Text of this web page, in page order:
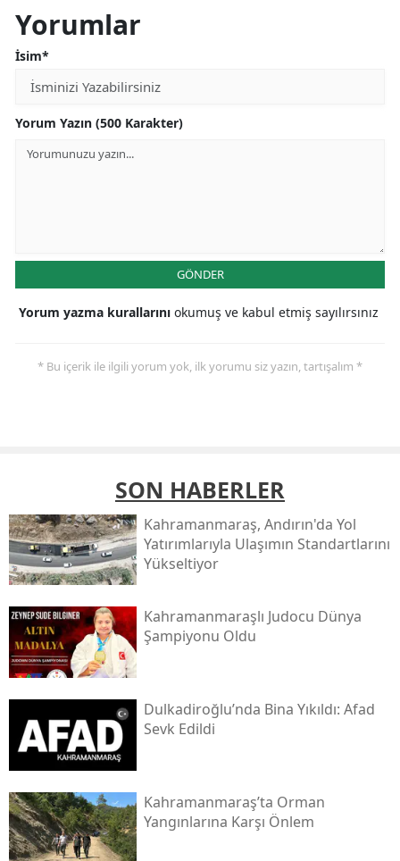
Yorumlar
İsim*
Yorum Yazın (500 Karakter)
GÖNDER
Yorum yazma kurallarını okumuş ve kabul etmiş sayılırsınız
* Bu içerik ile ilgili yorum yok, ilk yorumu siz yazın, tartışalım *
SON HABERLER
Kahramanmaraş, Andırın'da Yol
Yatırımlarıyla Ulaşımın Standartlarını
Yükseltiyor
Kahramanmaraşlı Judocu Dünya
Şampiyonu Oldu
Dulkadiroğlu’nda Bina Yıkıldı: Afad
Sevk Edildi
Kahramanmaraş’ta Orman
Yangınlarına Karşı Önlem